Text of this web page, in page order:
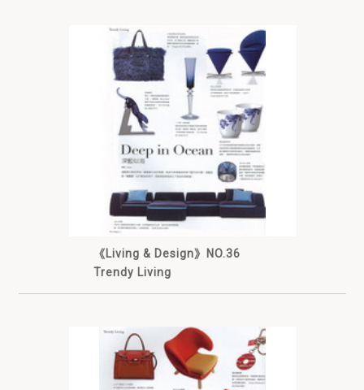
《Living & Design》NO.36
Trendy Living